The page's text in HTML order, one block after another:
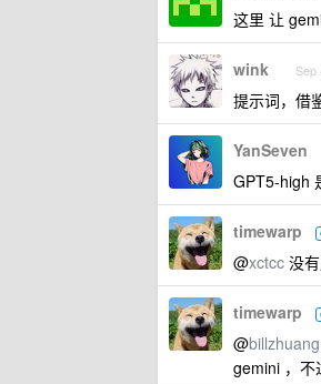
这里 让
wink Sep
提示词，借
YanSeven
GPT5-high
timewarp
@xctcc 没
timewarp
@billzhuang
gemini ，不